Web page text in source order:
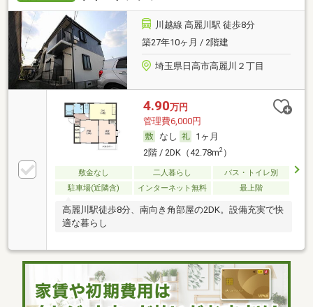
川越線 高麗川駅 徒歩8分
築27年10ヶ月 / 2階建
埼玉県日高市高麗川２丁目
4.90万円
管理費6,000円
なし
1ヶ月
2階 / 2DK（42.78m2）
敷金なし 二人暮らし
バス・トイレ別
駐車場(近隣含)
インターネット無料 最上階
高麗川駅徒歩8分、南向き角部屋の2DK。設備充実で快
適な暮らし